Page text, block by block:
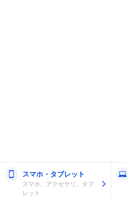
スマホ・タブレット
スマホ、アクセサリ、タブ
レット